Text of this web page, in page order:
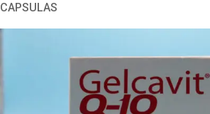
CAPSULAS